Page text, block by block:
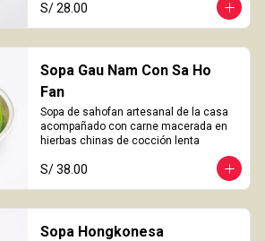
S/ 28.00
Sopa Gau Nam Con Sa Ho
Fan
Sopa de sahofan artesanal de la casa
acompañado con carne macerada en
hierbas chinas de cocción lenta
S/ 38.00
Sopa Hongkonesa